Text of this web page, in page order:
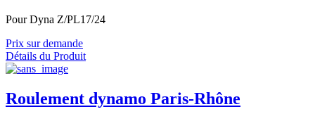
Pour Dyna Z/PL17/24
Prix sur demande
Détails du Produit
Roulement dynamo Paris-Rhône